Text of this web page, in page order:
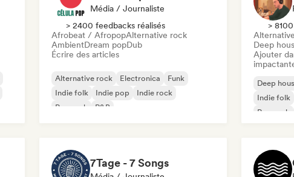
Média / Journaliste
> 2400 feedbacks réalisés
Afrobeat / AfropopAlternative rock
AmbientDream popDub
Écrire des articles
Alternative rock Electronica
Funk
Indie folk
Indie pop
Indie rock
Pop rock
R&B
>
Deep
Ajouter
Deep
Indie folk
Pop rock
7Tage - 7 Songs